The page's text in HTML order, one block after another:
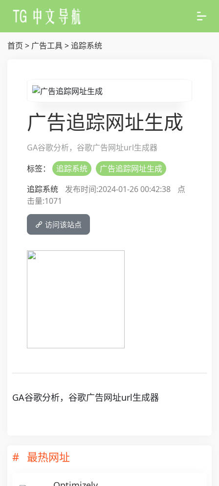
首页 > 广告工具>追踪系统
广告追踪网址生成
GA谷歌分析，谷歌广告网址url生成器
标签：
追踪系统
广告追踪网址生成
追踪系统
发布时间:2024-01-26 00:42:38
点
击量:1071
访问该站点
GA谷歌分析，谷歌广告网址url生成器
最热网址